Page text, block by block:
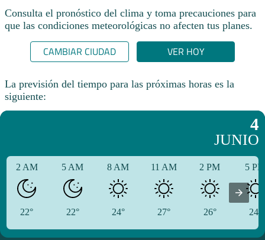
Consulta el pronóstico del clima y toma precauciones para
que las condiciones meteorológicas no afecten tus planes.​
CAMBIAR CIUDAD VER HOY
La previsión del tiempo para las próximas horas es la
siguiente:
4
JUNIO
2 AM
22°
5 AM
22°
8 AM
24°
11 AM
27°
2 PM
26°
5
24°